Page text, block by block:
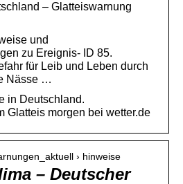
– Glatteiswarnung
und
zu Ereignis- ID 85.
für Leib und Leben durch
Nässe …
in Deutschland.
Glatteis morgen bei wetter.de
› hinweise
– Deutscher